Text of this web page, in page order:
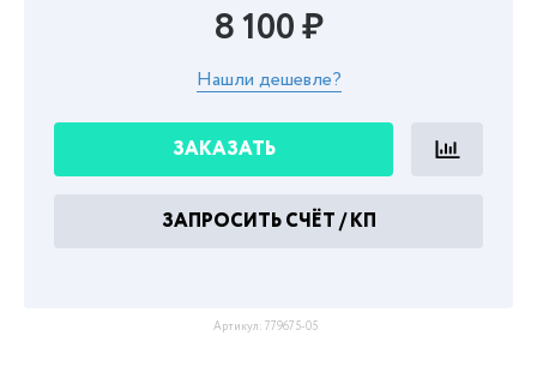
8 100 ₽
Нашли дешевле?
ЗАКАЗАТЬ
ЗАПРОСИТЬ СЧЁТ / КП
Артикул: 779675-05